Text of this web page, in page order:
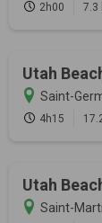
2h00 7.3
Utah
Saint-
4h15
Utah
Saint-